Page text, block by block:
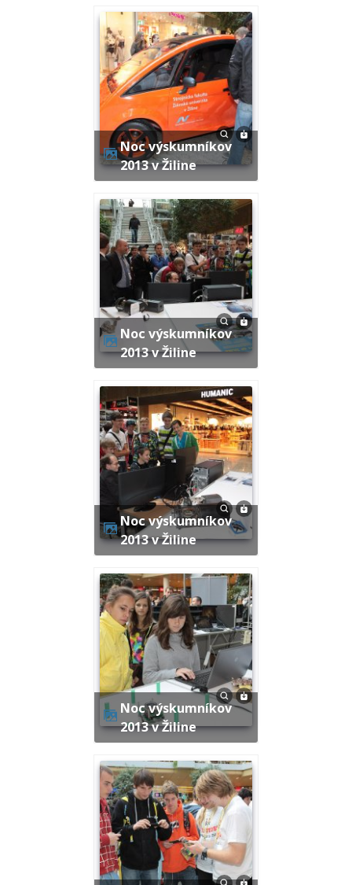
Noc výskumníkov
2013 v Žiline
Noc výskumníkov
2013 v Žiline
Noc výskumníkov
2013 v Žiline
Noc výskumníkov
2013 v Žiline